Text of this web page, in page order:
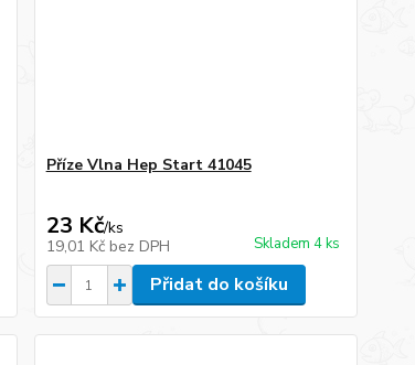
Příze Vlna Hep Start 41045
23 Kč/ks
19,01 Kč bez DPH Skladem 4 ks
Přidat do košíku